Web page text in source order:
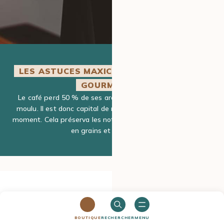
BOUTIQUERECHERCHERMENU
LES ASTUCES MAXICOFFEE POUR PLUS DE
GOURMANDISE
Le café perd 50 % de ses arômes en 24h après avoir été
moulu. Il est donc capital de moudre votre café au dernier
moment. Cela préserva les notes aromatiques de votre café
en grains et sa fraîcheur.
Si vous savez désormais
comment adapter votre
mouture à votre méthode d’extraction,